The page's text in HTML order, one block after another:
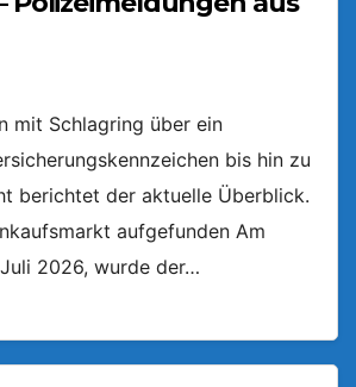
mit Schlagring über ein
bis hin zu
berichtet der aktuelle Überblick.
aufgefunden Am
2026, wurde der…